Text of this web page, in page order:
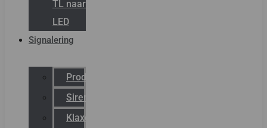
TL naar
LED
Signalering
Productcatalogus
Sirena
Klaxon